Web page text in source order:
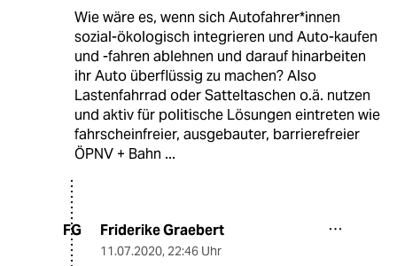
Wie wäre es, wenn sich Autofahrer*innen
sozial-ökologisch integrieren und Auto-kaufen
und -fahren ablehnen und darauf hinarbeiten
ihr Auto überflüssig zu machen? Also
Lastenfahrrad oder Satteltaschen o.ä. nutzen
und aktiv für politische Lösungen eintreten wie
fahrscheinfreier, ausgebauter, barrierefreier
ÖPNV + Bahn ...
FG Friderike Graebert
11.07.2020, 22:46 Uhr